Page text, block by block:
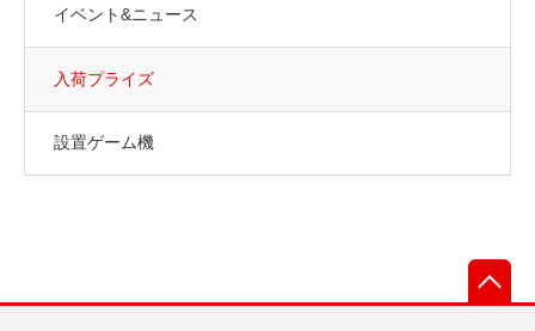
イベント&ニュース
入荷プライズ
設置ゲーム機